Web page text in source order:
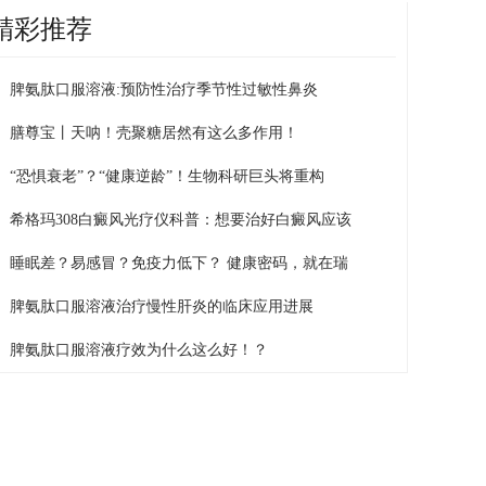
彩推荐
脾氨肽口服溶液:预防性治疗季节性过敏性鼻炎
膳尊宝丨天呐！壳聚糖居然有这么多作用！
“恐惧衰老”？“健康逆龄”！生物科研巨头将重构
希格玛308白癜风光疗仪科普：想要治好白癜风应该
睡眠差？易感冒？免疫力低下？ 健康密码，就在瑞
脾氨肽口服溶液治疗慢性肝炎的临床应用进展
脾氨肽口服溶液疗效为什么这么好！？